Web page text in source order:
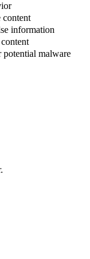
content
information
potential malware